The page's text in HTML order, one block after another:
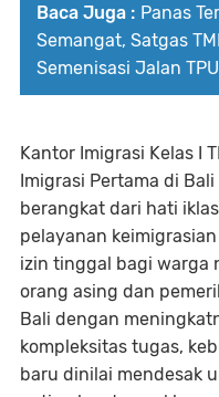
Baca Juga : Panas
Semangat, Satgas
Semenisasi Jalan
Kantor Imigrasi Kelas I
Imigrasi Pertama di
berangkat dari hati
pelayanan
izin tinggal bagi warga
orang asing dan
Bali dengan
kompleksitas tugas,
baru dinilai mendesak